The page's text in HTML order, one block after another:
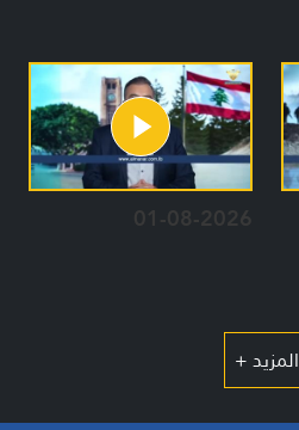
01-08-2026
المزيد +